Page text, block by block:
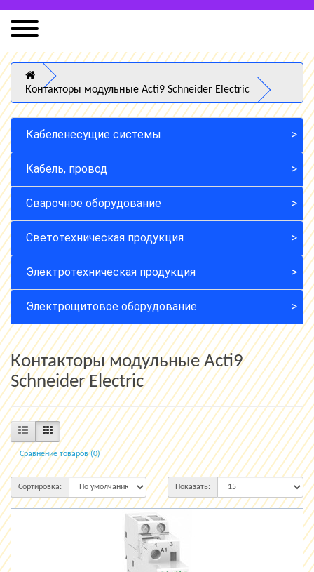
Контакторы модульные Acti9 Schneider Electric
Кабеленесущие системы
Кабель, провод
Сварочное оборудование
Светотехническая продукция
Электротехническая продукция
Электрощитовое оборудование
Контакторы модульные Acti9
Schneider Electric
Сравнение товаров (0)
Сортировка: Показать: